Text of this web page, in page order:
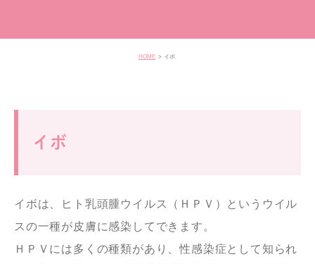
HOME イボ
イボ
イボは、ヒト乳頭腫ウイルス（ＨＰＶ）というウイル
スの一種が皮膚に感染してできます。
ＨＰＶには多くの種類があり、性感染症として知られ